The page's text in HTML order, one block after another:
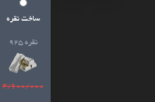
ساخت نقره
نقره 925
4/600/000